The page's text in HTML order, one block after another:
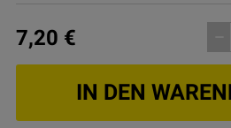
7,20 €
IN DEN